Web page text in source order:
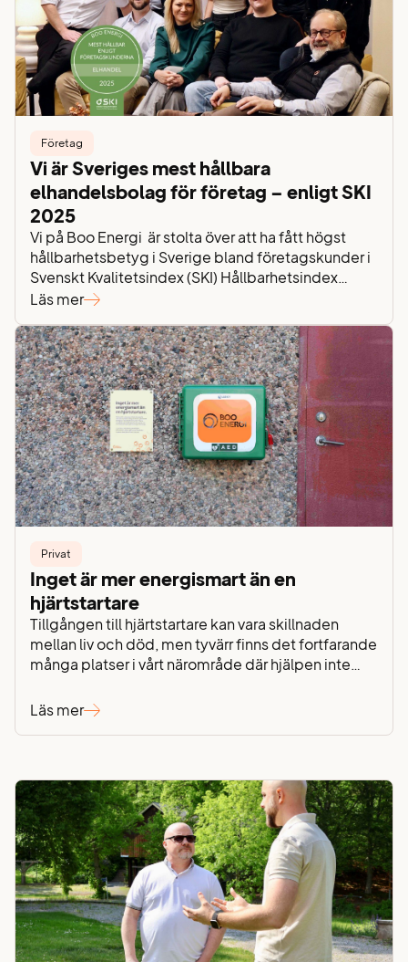
Företag
Vi är Sveriges mest hållbara
elhandelsbolag för företag – enligt SKI
2025
Vi på Boo Energi är stolta över att ha fått högst
hållbarhetsbetyg i Sverige bland företagskunder i
Svenskt Kvalitetsindex (SKI) Hållbarhetsindex
2025. Med ett resultat på 74,6 toppar vi hela
branschens genomsnitt på 63,3. Det här är ett
bevis på att vårt arbete med hållbarhet verkligen
uppskattas av de företag…
Läs mer
Privat
Inget är mer energismart än en
hjärtstartare
Tillgången till hjärtstartare kan vara skillnaden
mellan liv och död, men tyvärr finns det fortfarande
många platser i vårt närområde där hjälpen inte
vårt sätt – genom att installera tio hjärtstartare på
Läs mer